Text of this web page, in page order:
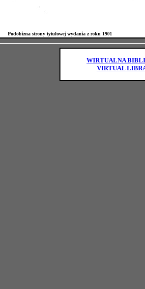
Podobizna strony tytułowej wydania z roku 1901
WIRTUALNA
VIRTUAL